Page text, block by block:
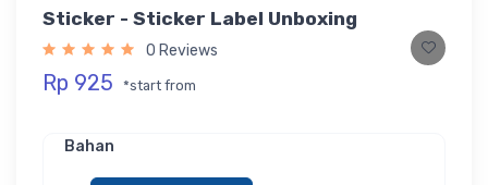
Sticker - Sticker Label Unboxing
0 Reviews
Rp 925 *start from
Bahan